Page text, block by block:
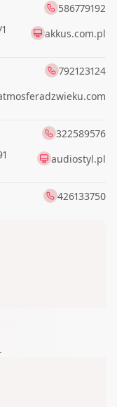
586779192
akkus.com.pl
792123124
322589576
audiostyl.pl
426133750